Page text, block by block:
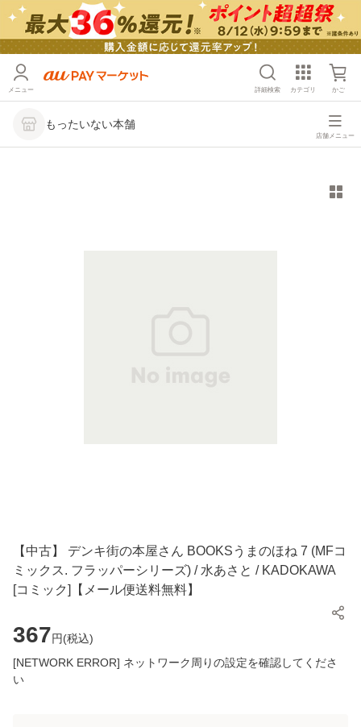
メニュー 詳細検索 カテゴリ かご
もったいない本舗
店舗メニュー
【中古】 デンキ街の本屋さん BOOKSうまのほね 7 (MFコ
ミックス. フラッパーシリーズ) / 水あさと / KADOKAWA
[コミック]【メール便送料無料】
367円(税込)
[NETWORK ERROR] ネットワーク周りの設定を確認してくださ
い